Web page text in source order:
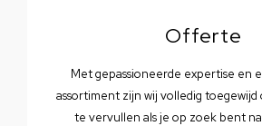
Offerte
Met gepassioneerde expertise en
assortiment zijn wij volledig toegewijd
te vervullen als je op zoek bent